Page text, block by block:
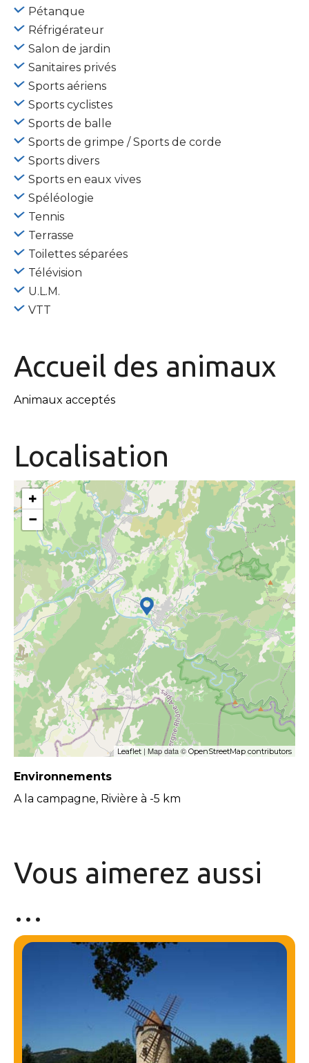
Pétanque
Réfrigérateur
Salon de jardin
Sanitaires privés
Sports aériens
Sports cyclistes
Sports de balle
Sports de grimpe / Sports de corde
Sports divers
Sports en eaux vives
Spéléologie
Tennis
Terrasse
Toilettes séparées
Télévision
U.L.M.
VTT
Accueil des animaux
Animaux acceptés
Localisation
+
−
Leaflet | Map data © OpenStreetMap contributors
Environnements
A la campagne, Rivière à -5 km
Vous aimerez aussi
…